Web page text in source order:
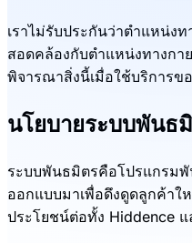
เราไม่รับประกันว่าตำแหน่ง
สอดคล้องกับตำแหน่งทางกา
พิจารณาสิ่งนี้เมื่อใช้บริการขอ
นโยบายระบบพันธ
ระบบพันธมิตรคือโปรแกรม
ออกแบบมาเพื่อดึงดูดลูกค้าใ
ประโยชน์ต่อทั้ง Hiddence